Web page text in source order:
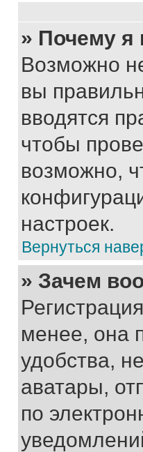
» Почему я
Возможно
вы
вводятся
чтобы
возможно,
настроек.
Вернуться
» Зачем
менее, она
удобства,
аватары,
по